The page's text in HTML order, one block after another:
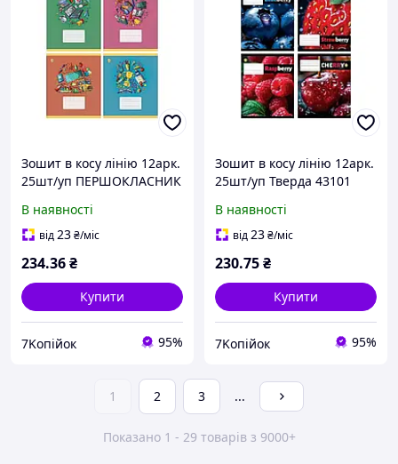
Зошит в косу лінію 12арк.
25шт/уп ПЕРШОКЛАСНИК
70гр/м2, обкладинка
200гр/м2) ТМ ТЕТРАДА
В наявності
від23₴/міс
234.36₴
Купити
7Koпійок 95%
Зошит в косу лінію 12арк.
25шт/уп Тверда 43101
В наявності
від23₴/міс
230.75₴
Купити
7Koпійок 95%
1 2 3 ...
Показано 1 - 29 товарів з 9000+